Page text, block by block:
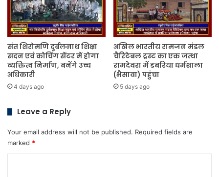
संत शिरोमणि दुर्बलनाथ शिक्षा
सदन एवं कोचिंग सेंटर में होगा
व्यक्तित्व निर्माण, बनेंगे उच्च
अधिकारी
4 days ago
अखिल भारतीय रामजन मंडल
चैरिटेबल ट्रस्ट का एक जत्था
रामदेवरा में डबरिया धर्मशाला
(भैसावा) पहुंचा
5 days ago
Leave a Reply
Your email address will not be published. Required fields are
marked *